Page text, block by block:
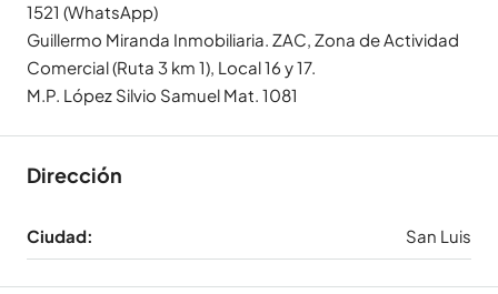
1521 (WhatsApp)
Guillermo Miranda Inmobiliaria. ZAC, Zona de Actividad
Comercial (Ruta 3 km 1), Local 16 y 17.
M.P. López Silvio Samuel Mat. 1081
Dirección
Ciudad: San Luis